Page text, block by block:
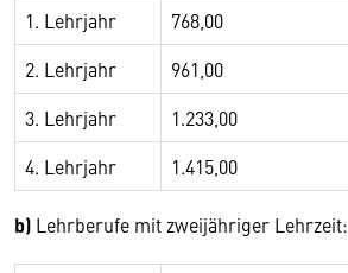
1. Lehrjahr
768,00
2. Lehrjahr
961,00
3. Lehrjahr
1.233,00
4. Lehrjahr
1.415,00
b) Lehrberufe mit zweijähriger Lehrzeit: